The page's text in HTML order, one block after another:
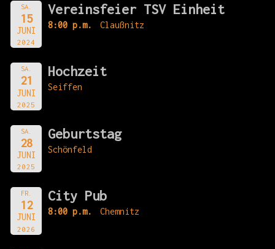
SA.
15
JUNI
2024
Vereinsfeier TSV Einheit
8:00 p.m. Claußnitz
SA.
21
JUNI
2025
Hochzeit
Seiffen
SA.
28
JUNI
2025
Geburtstag
Schönfeld
FR.
12
JUNI
2026
City Pub
8:00 p.m. Chemnitz